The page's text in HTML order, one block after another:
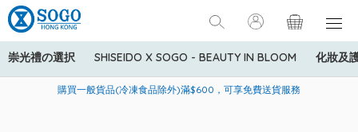
崇光禮の選択 SHISEIDO X SOGO - BEAUTY IN BLOOM 化妝及
美國運通Explorer®信用卡會員購物禮遇：高達5%簽賬回贈！
購買一般貨品(冷凍食品除外)滿$600，可享免費送貨服務
寄送中國內地服務只適用於指定商品，若訂單金額少於HK$600(折